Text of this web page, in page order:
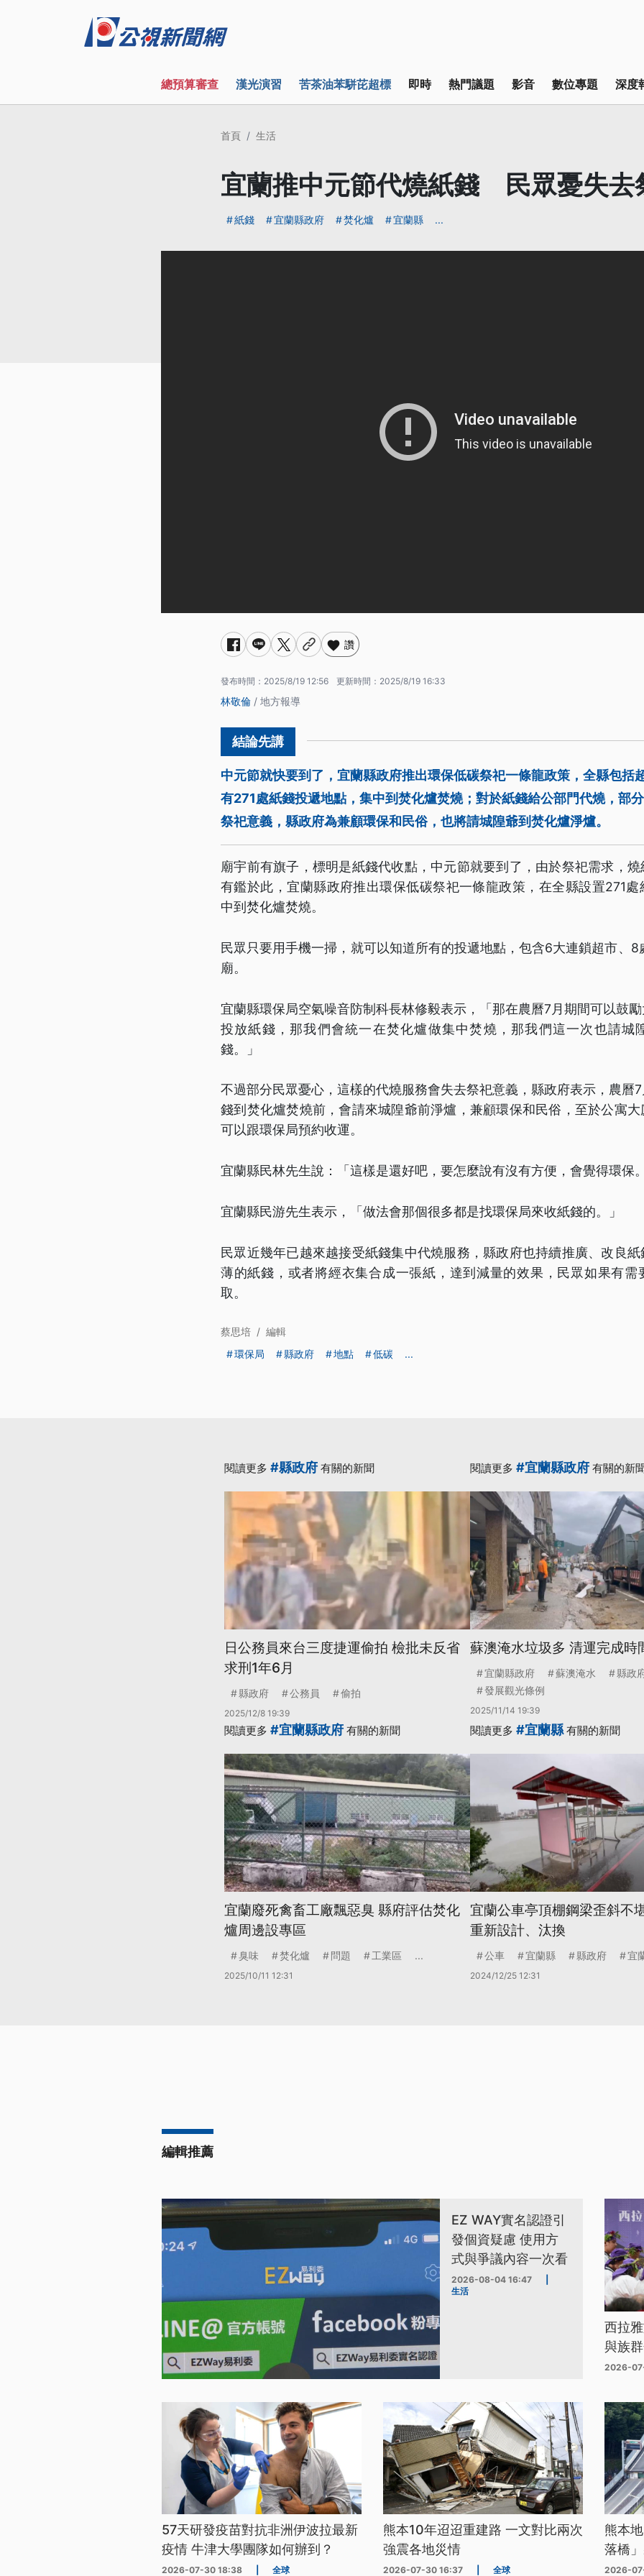
總預算審查 漢光演習 苦茶油苯駢芘超標 即時 熱門議題 影音 數位專題 深度
首頁 生活
宜蘭推中元節代燒紙錢 民眾憂失去
紙錢 宜蘭縣政府 焚化爐 宜蘭縣 ...
讚
發布時間： 2025/8/19 12:56 更新時間： 2025/8/19 16:33
林敬倫 / 地方報導
中元節就快要到了，宜蘭縣政府推出環保低碳祭祀一條龍政策，全縣包括
有271處紙錢投遞地點，集中到焚化爐焚燒；對於紙錢給公部門代燒，部
祭祀意義，縣政府為兼顧環保和民俗，也將請城隍爺到焚化爐淨爐。
廟宇前有旗子，標明是紙錢代收點，中元節就要到了，由於祭祀需求，
有鑑於此，宜蘭縣政府推出環保低碳祭祀一條龍政策，在全縣設置271
中到焚化爐焚燒。
民眾只要用手機一掃，就可以知道所有的投遞地點，包含6大連鎖超市、
廟。
宜蘭縣環保局空氣噪音防制科長林修毅表示，「那在農曆7月期間可以鼓
投放紙錢，那我們會統一在焚化爐做集中焚燒，那我們這一次也請城
錢。」
不過部分民眾憂心，這樣的代燒服務會失去祭祀意義，縣政府表示，農曆
錢到焚化爐焚燒前，會請來城隍爺前淨爐，兼顧環保和民俗，至於公寓
可以跟環保局預約收運。
宜蘭縣民林先生說：「這樣是還好吧，要怎麼說有沒有方便，會覺得環保
宜蘭縣民游先生表示，「做法會那個很多都是找環保局來收紙錢的。」
民眾近幾年已越來越接受紙錢集中代燒服務，縣政府也持續推廣、改良
薄的紙錢，或者將經衣集合成一張紙，達到減量的效果，民眾如果有需
取。
蔡思培 / 編輯
環保局
縣政府 地點 低碳 ...
閱讀更多 #縣政府 有關的新聞
日公務員來台三度捷運偷拍 檢批未反省
求刑1年6月
縣政府 公務員 偷拍
2025/12/8 19:39
閱讀更多 #宜蘭縣政府 有關的新
蘇澳淹水垃圾多 清運完成時
宜蘭縣政府 蘇澳淹水
縣政
發展觀光條例
2025/11/14 19:39
閱讀更多 #宜蘭縣政府 有關的新聞
宜蘭廢死禽畜工廠飄惡臭 縣府評估焚化
爐周邊設專區
臭味 焚化爐 問題 工業區 ...
2025/10/11 12:31
閱讀更多 #宜蘭縣有關的新聞
宜蘭公車亭頂棚鋼梁歪斜不
重新設計、汰換
公車 宜蘭縣 縣政府 宜
2024/12/25 12:31
編輯推薦
EZ WAY實名認證引
發個資疑慮 使用方
式與爭議內容一次看
2026-08-04 16:47
生活
西拉
與族
2026-
57天研發疫苗對抗非洲伊波拉最新
疫情 牛津大學團隊如何辦到？
2026-07-30 18:38 全球
熊本10年迢迢重建路 一文對比兩次
強震各地災情
2026-07-30 16:37 全球
熊本
落橋
2026-